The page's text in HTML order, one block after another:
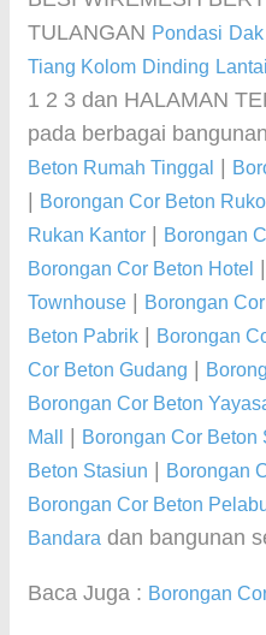
TULANGAN Pondasi Dak
Tiang Kolom Dinding Lantai
1 2 3 dan HALAMAN
pada berbagai
Beton Rumah Tinggal
Borongan Cor Beton
Rukan Kantor
Borongan
Borongan Cor Beton Hotel
Townhouse
Borongan
Beton Pabrik
Borongan
Cor Beton Gudang
Borongan Cor Beton
Mall
Borongan Cor Beton
Beton Stasiun
Borongan
Borongan Cor Beton
Bandara dan bangunan
Baca Juga : Borongan